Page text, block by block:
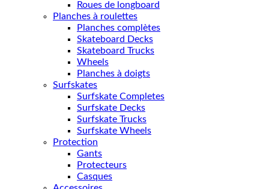
Roues de longboard
Planches à roulettes
Planches complètes
Skateboard Decks
Skateboard Trucks
Wheels
Planches à doigts
Surfskates
Surfskate Completes
Surfskate Decks
Surfskate Trucks
Surfskate Wheels
Protection
Gants
Protecteurs
Casques